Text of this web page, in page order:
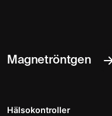
Magnetröntgen
Hälsokontroller